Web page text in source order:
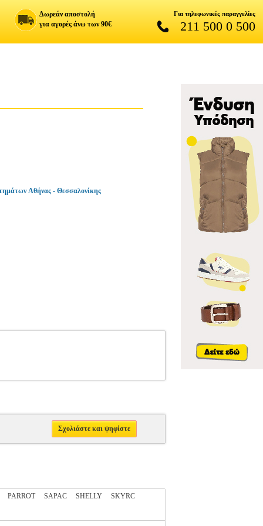
Δωρεάν αποστολή
για αγορές άνω των 90€
Για τηλεφωνικές παραγγελίες
211 500 0 500
Αθήνας - Θεσσαλονίκης
Σχολιάστε και ψηφίστε
PARROT SAPAC SHELLY
SKYRC